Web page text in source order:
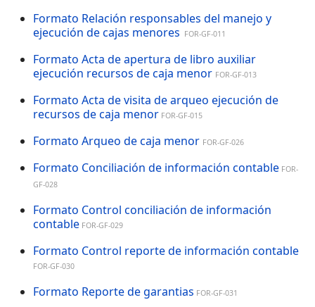
Formato Relación responsables del manejo y
ejecución de cajas menores FOR-GF-011
Formato Acta de apertura de libro auxiliar
ejecución recursos de caja menor FOR-GF-013
Formato Acta de visita de arqueo ejecución de
recursos de caja menor FOR-GF-015
Formato Arqueo de caja menor FOR-GF-026
Formato Conciliación de información contable FOR-
GF-028
Formato Control conciliación de información
contable FOR-GF-029
Formato Control reporte de información contable
FOR-GF-030
Formato Reporte de garantias FOR-GF-031